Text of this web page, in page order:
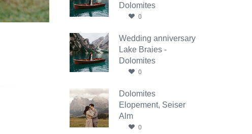
Dolomites
0
Wedding anniversary
Lake Braies -
Dolomites
0
Dolomites
Elopement, Seiser
Alm
0